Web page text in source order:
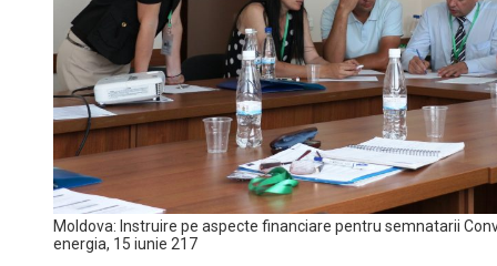
Moldova: Instruire pe aspecte financiare pentru semnatarii
energia, 15 iunie 217